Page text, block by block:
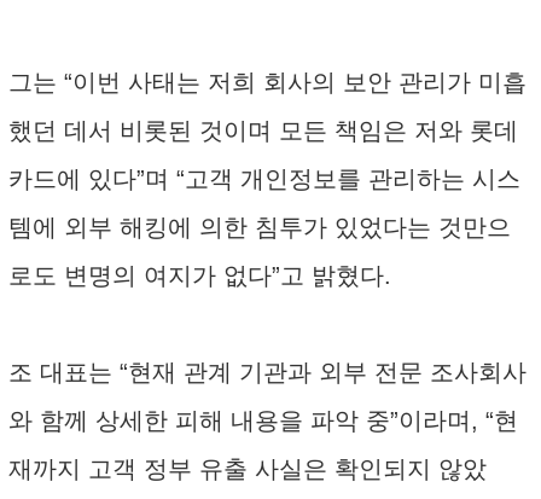
그는 “이번 사태는 저희 회사의 보안 관리가 미흡
했던 데서 비롯된 것이며 모든 책임은 저와 롯데
카드에 있다”며 “고객 개인정보를 관리하는 시스
템에 외부 해킹에 의한 침투가 있었다는 것만으
로도 변명의 여지가 없다”고 밝혔다.
조 대표는 “현재 관계 기관과 외부 전문 조사회사
와 함께 상세한 피해 내용을 파악 중”이라며, “현
재까지 고객 정부 유출 사실은 확인되지 않았